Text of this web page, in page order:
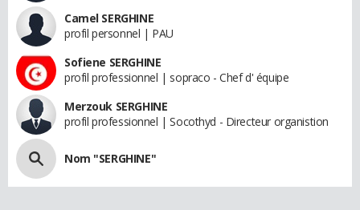
Camel SERGHINE
profil personnel | PAU
Sofiene SERGHINE
profil professionnel | sopraco - Chef d' équipe
Merzouk SERGHINE
profil professionnel | Socothyd - Directeur organistion
Nom "SERGHINE"